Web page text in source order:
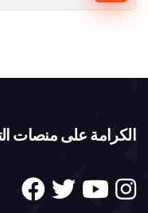
الكرامة على منصات